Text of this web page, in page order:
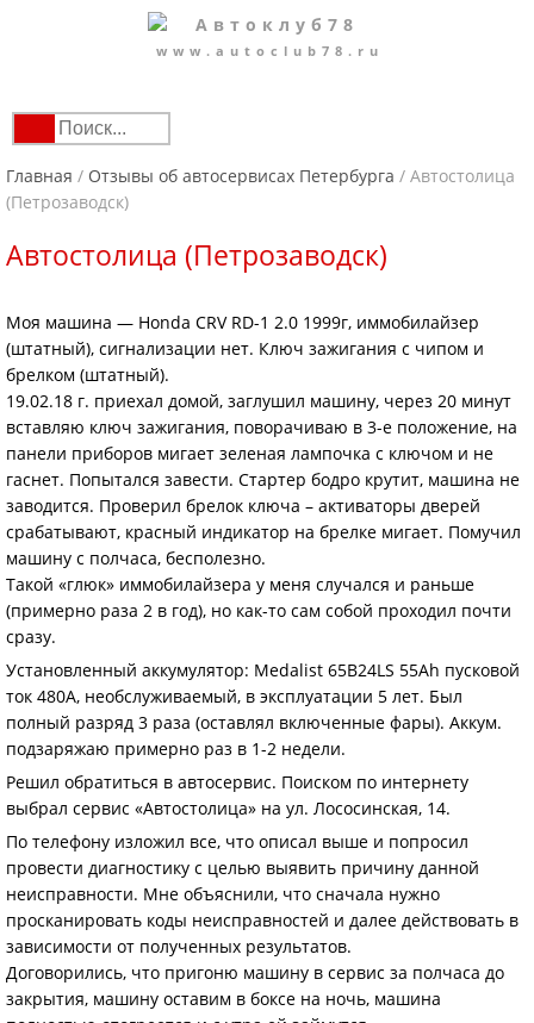
www.autoclub78.ru
Главная / Отзывы об автосервисах Петербурга / Автостолица
(Петрозаводск)
Автостолица (Петрозаводск)
Моя машина — Honda CRV RD-1 2.0 1999г, иммобилайзер
(штатный), сигнализации нет. Ключ зажигания с чипом и
брелком (штатный).
19.02.18 г. приехал домой, заглушил машину, через 20 минут
вставляю ключ зажигания, поворачиваю в 3-е положение, на
панели приборов мигает зеленая лампочка с ключом и не
гаснет. Попытался завести. Стартер бодро крутит, машина не
заводится. Проверил брелок ключа – активаторы дверей
срабатывают, красный индикатор на брелке мигает. Помучил
машину с полчаса, бесполезно.
Такой «глюк» иммобилайзера у меня случался и раньше
(примерно раза 2 в год), но как-то сам собой проходил почти
сразу.
Установленный аккумулятор: Medalist 65B24LS 55Ah пусковой
ток 480А, необслуживаемый, в эксплуатации 5 лет. Был
полный разряд 3 раза (оставлял включенные фары). Аккум.
подзаряжаю примерно раз в 1-2 недели.
Решил обратиться в автосервис. Поиском по интернету
выбрал сервис «Автостолица» на ул. Лососинская, 14.
По телефону изложил все, что описал выше и попросил
провести диагностику с целью выявить причину данной
неисправности. Мне объяснили, что сначала нужно
просканировать коды неисправностей и далее действовать в
зависимости от полученных результатов.
Договорились, что пригоню машину в сервис за полчаса до
закрытия, машину оставим в боксе на ночь, машина